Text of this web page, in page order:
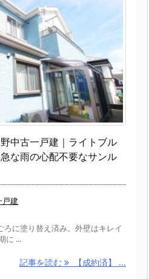
中古一戸建｜ライトブル
な雨の心配不要なサンル
戸建
に塗り替え済み。外壁はキレイ
に ...
記事を読む 【成約済】 ...